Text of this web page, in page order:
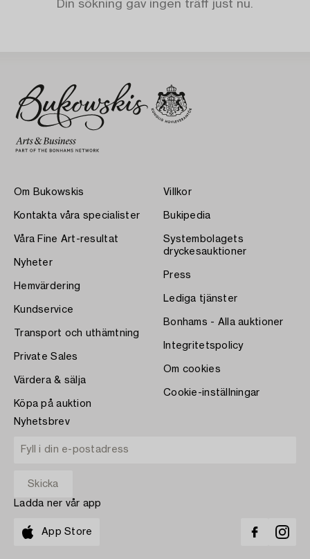
Din sökning gav ingen träff just nu.
Om Bukowskis
Kontakta våra specialister
Våra Fine Art-resultat
Nyheter
Hemvärdering
Kundservice
Transport och uthämtning
Private Sales
Värdera & sälja
Köpa på auktion
Villkor
Bukipedia
Systembolagets
dryckesauktioner
Press
Lediga tjänster
Bonhams - Alla auktioner
Integritetspolicy
Om cookies
Cookie-inställningar
Nyhetsbrev
Ladda ner vår app
App Store